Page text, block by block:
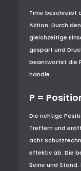
Time beschreibt
Aktion. Durch
gleichzeitige
gespart und
beantwortet die
handle.
P =
Die richtige
Treffern und
acht
effektiv ab. Die
Beine und